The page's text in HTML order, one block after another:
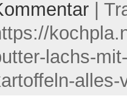
|
lachs-